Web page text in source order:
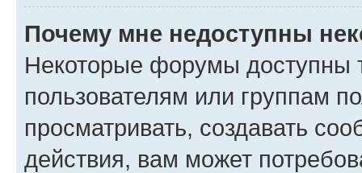
Почему мне недоступны
Некоторые форумы доступны
пользователям или группам
просматривать, создавать
действия, вам может